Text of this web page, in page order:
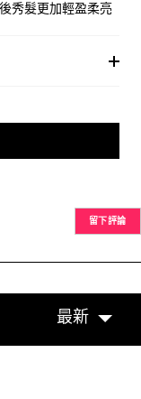
秀髮更加輕盈柔亮
留下評論
最新